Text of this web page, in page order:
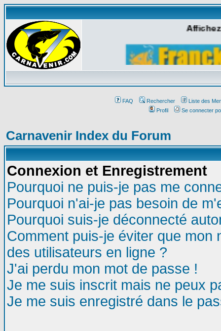
FAQ Rechercher
Liste des
Profil
Se connecter
Carnavenir Index du Forum
Connexion et Enregistrement
Pourquoi ne puis-je pas me
Pourquoi n'ai-je pas besoin de
Pourquoi suis-je déconnecté
Comment puis-je éviter que mon
des utilisateurs en ligne ?
J'ai perdu mon mot de passe !
Je me suis inscrit mais ne peux
Je me suis enregistré dans le